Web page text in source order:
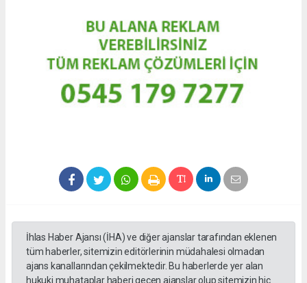
İhlas Haber Ajansı (İHA) ve diğer ajanslar tarafından eklenen
tüm haberler, sitemizin editörlerinin müdahalesi olmadan
ajans kanallarından çekilmektedir. Bu haberlerde yer alan
hukuki muhataplar haberi geçen ajanslar olup sitemizin hiç